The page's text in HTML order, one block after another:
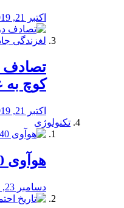
اکتبر 21, 2019
تصادف
کوچ به
اکتبر 21, 2019
تکنولوژی
هوآوی P40 لایت احتمالا موبا
دسامبر 23, 2019